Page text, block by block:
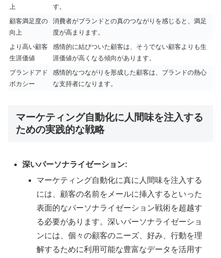
上
す。
顧客満足度の
向上
消費者がブランドとの真のつながりを感じると、満足
度が高まります。
より高い顧客
生涯価値
感情的に結びついた顧客は、そうでない顧客よりも生
涯価値が高くなる傾向があります。
ブランドアド
ボカシー
感情的なつながりを形成した顧客は、ブランドの熱心
な支持者になります。
マーケティング自動化に人間味を注入する
ための実践的な戦略
深いパーソナライゼーション:
マーケティング自動化に真に人間味を注入する
には、顧客の名前をメールに挿入するといった
表面的なパーソナライゼーション戦術を超越す
る必要があります。深いパーソナライゼーショ
ンには、個々の顧客のニーズ、好み、行動を理
解するために利用可能な豊富なデータを活用す